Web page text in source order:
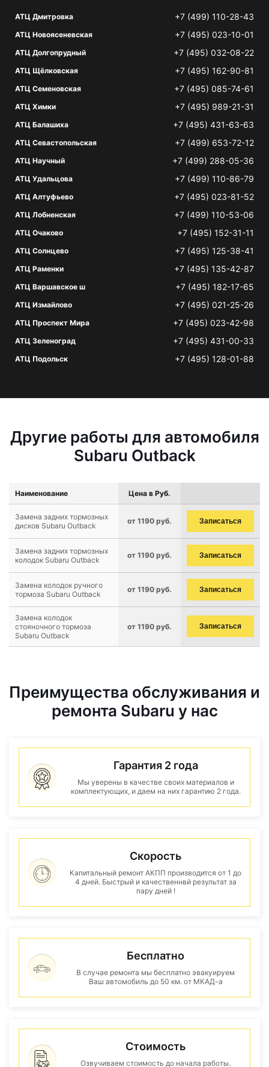
АТЦ Дмитровка +7 (499) 110-28-43
АТЦ Новоясеневская +7 (495) 023-10-01
АТЦ Долгопрудный +7 (495) 032-08-22
АТЦ Щёлковская +7 (495) 162-90-81
АТЦ Семеновская +7 (495) 085-74-61
АТЦ Химки +7 (495) 989-21-31
АТЦ Балашиха +7 (495) 431-63-63
АТЦ Севастопольская +7 (499) 653-72-12
АТЦ Научный +7 (499) 288-05-36
АТЦ Удальцова +7 (499) 110-86-79
АТЦ Алтуфьево +7 (495) 023-81-52
АТЦ Лобненская +7 (499) 110-53-06
АТЦ Очаково +7 (495) 152-31-11
АТЦ Солнцево +7 (495) 125-38-41
АТЦ Раменки +7 (495) 135-42-87
АТЦ Варшавское ш +7 (495) 182-17-65
АТЦ Измайлово +7 (495) 021-25-26
АТЦ Проспект Мира +7 (495) 023-42-98
АТЦ Зеленоград +7 (495) 431-00-33
АТЦ Подольск +7 (495) 128-01-88
Другие работы для автомобиля
Subaru Outback
Наименование Цена в Руб.
Замена задних тормозных
дисков Subaru Outback
от 1190 руб. Записаться
Замена задних тормозных
колодок Subaru Outback
от 1190 руб. Записаться
Замена колодок ручного
тормоза Subaru Outback
от 1190 руб. Записаться
Замена колодок
стояночного тормоза
Subaru Outback
от 1190 руб. Записаться
Преимущества обслуживания и
ремонта Subaru у нас
Гарантия 2 года
Мы уверены в качестве своих материалов и
комплектующих, и даем на них гарантию 2 года.
Скорость
Капитальный ремонт АКПП производится от 1 до
4 дней. Быстрый и качественнвй результат за
пару дней !
Бесплатно
В случае ремонта мы бесплатно эвакуируем
Ваш автомобиль до 50 км. от МКАД-а
Стоимость
Озвучиваем стоимость до начала работы.